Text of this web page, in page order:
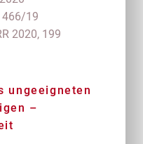
466/19
2020, 199
ungeeigneten
–